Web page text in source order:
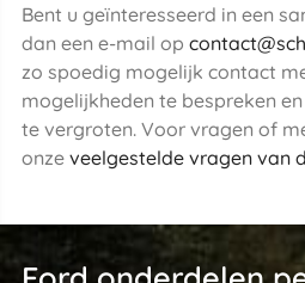
Bent u geïnteresseerd in een
dan een e-mail op
zo spoedig mogelijk contact
mogelijkheden te bespreken
te vergroten. Voor vragen of
onze veelgestelde vragen van